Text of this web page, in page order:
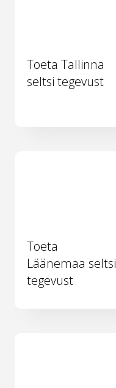
Toeta Tallinna
seltsi tegevust
Toeta
Läänemaa seltsi
tegevust